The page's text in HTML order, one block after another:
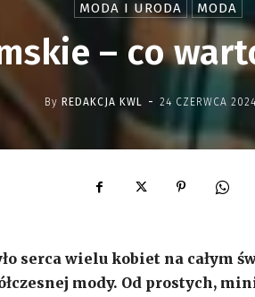
MODA I URODA MODA
– co
By REDAKCJA KWL - 24 CZERWCA 2024
serca wielu kobiet na całym
mody. Od prostych,